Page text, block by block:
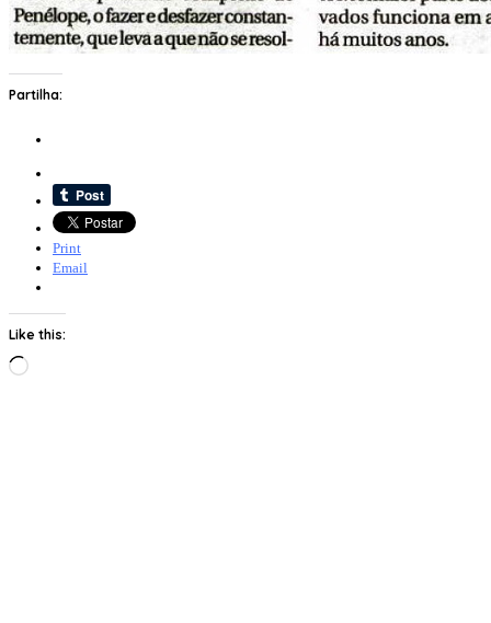
Partilha:
Print
Email
Like this:
Loading…